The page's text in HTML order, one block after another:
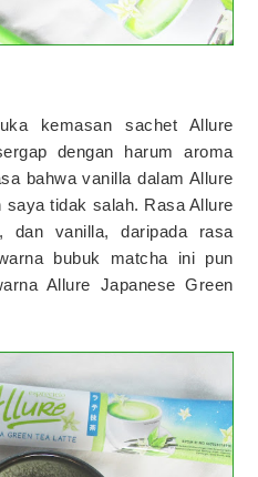
kemasan sachet Allure
dengan harum aroma
bahwa vanilla dalam Allure
saya tidak salah. Rasa Allure
dan vanilla, daripada rasa
bubuk matcha ini pun
Allure Japanese Green